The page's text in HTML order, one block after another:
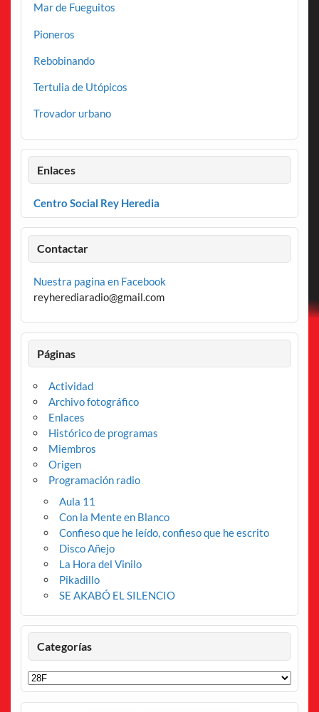
Mar de Fueguitos
Pioneros
Rebobinando
Tertulia de Utópicos
Trovador urbano
Enlaces
Centro Social Rey Heredia
Contactar
Nuestra pagina en Facebook
reyherediaradio@gmail.com
Páginas
Actividad
Archivo fotográfico
Enlaces
Histórico de programas
Miembros
Origen
Programación radio
Aula 11
Con la Mente en Blanco
Confieso que he leído, confieso que he escrito
Disco Añejo
La Hora del Vinilo
Pikadillo
SE AKABÓ EL SILENCIO
Categorías
Categorías